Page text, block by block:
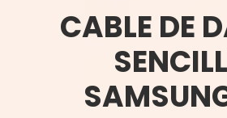
CABLE DE